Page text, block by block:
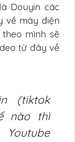
Douyin các
về máy điện
mình sẽ
từ đây về
(tiktok
nào thì